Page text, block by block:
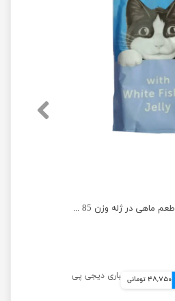
پوچ گربه فلیکس با طعم ماهی در ژله وزن 85 گرم
48,750 تومانی